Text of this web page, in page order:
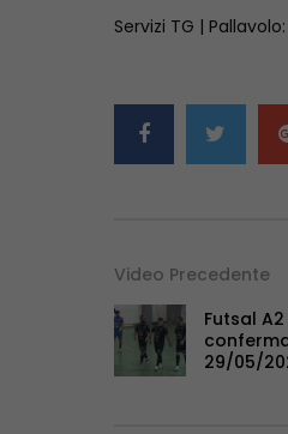
Servizi TG |
Video Precedente
Futsal
29/05/